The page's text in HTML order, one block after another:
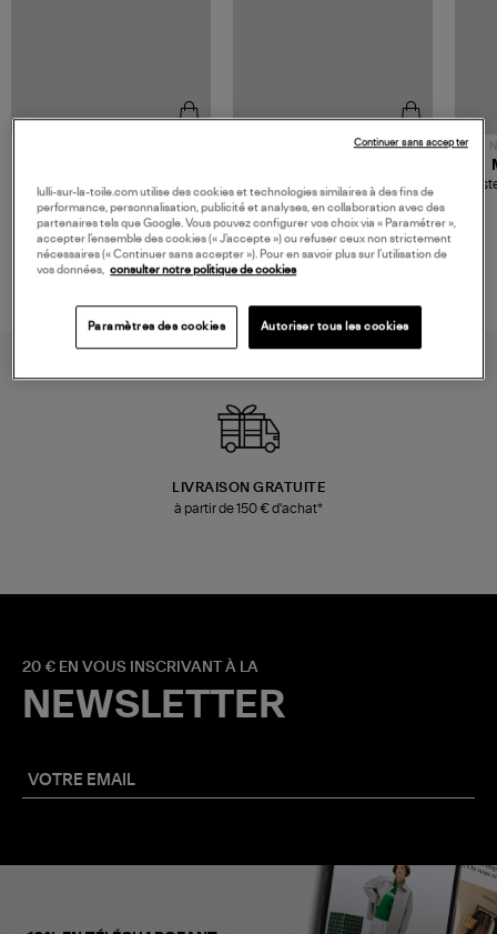
480,00 €
Sac Bobi S Cuir Lamé
Champagne
NOUVELLE COLLECTION
189,00 €
Mocassins Killian Sport
Mousse
LIVRAISON GRATUITE
à partir de 150 € d'achat*
20 € EN VOUS INSCRIVANT À LA
NEWSLETTER
lulli-sur-la-toile.com utilise des cookies et technologies similaires à des fins de
performance, personnalisation, publicité et analyses, en collaboration avec des
partenaires tels que Google. Vous pouvez configurer vos choix via « Paramétrer »,
accepter l’ensemble des cookies (« J’accepte ») ou refuser ceux non strictement
nécessaires (« Continuer sans accepter »). Pour en savoir plus sur l’utilisation de
vos données,
consulter notre politique de cookies
Paramètres des cookies Autoriser tous les cookies
Continuer sans accepter